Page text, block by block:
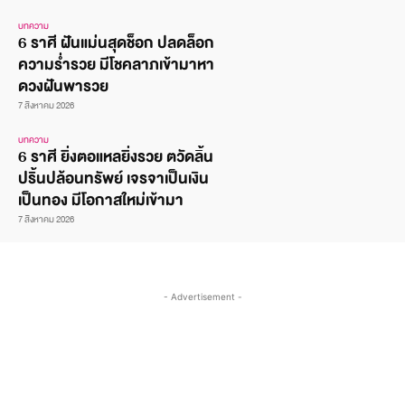
บทความ
6 ราศี ฝันแม่นสุดช็อก ปลดล็อก
ความร่ำรวย มีโชคลาภเข้ามาหา
ดวงฝันพารวย
7 สิงหาคม 2026
บทความ
6 ราศี ยิ่งตอแหลยิ่งรวย ตวัดลิ้น
ปริ้นปล้อนทรัพย์ เจรจาเป็นเงิน
เป็นทอง มีโอกาสใหม่เข้ามา
7 สิงหาคม 2026
- Advertisement -